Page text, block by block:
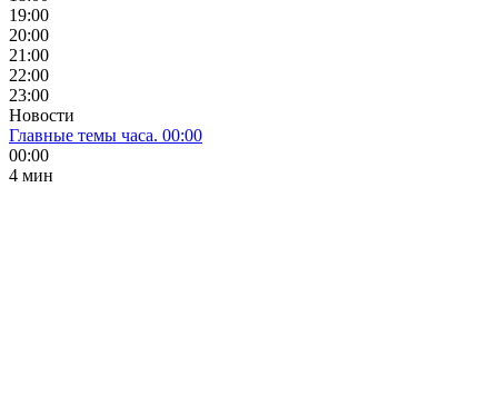
19:00
20:00
21:00
22:00
23:00
Новости
Главные темы часа. 00:00
00:00
4 мин